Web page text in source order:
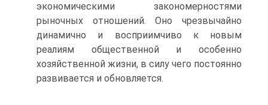
экономическими закономерностями
рыночных отношений. Оно чрезвычайно
динамично и восприимчиво к новым
реалиям общественной и особенно
хозяйственной жизни, в силу чего постоянно
развивается и обновляется.